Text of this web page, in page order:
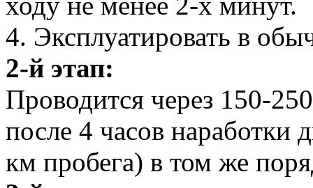
4. Эксплуатировать в
2-й этап:
Проводится через 150-
после 4 часов наработки
км пробега) в том же